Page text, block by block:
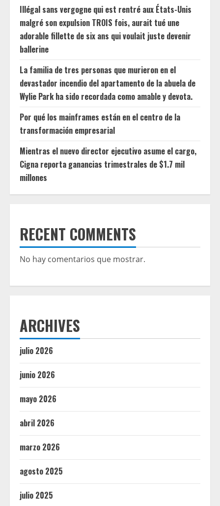
Illégal sans vergogne qui est rentré aux États-Unis
malgré son expulsion TROIS fois, aurait tué une
adorable fillette de six ans qui voulait juste devenir
ballerine
La familia de tres personas que murieron en el
devastador incendio del apartamento de la abuela de
Wylie Park ha sido recordada como amable y devota.
Por qué los mainframes están en el centro de la
transformación empresarial
Mientras el nuevo director ejecutivo asume el cargo,
Cigna reporta ganancias trimestrales de $1.7 mil
millones
RECENT COMMENTS
No hay comentarios que mostrar.
ARCHIVES
julio 2026
junio 2026
mayo 2026
abril 2026
marzo 2026
agosto 2025
julio 2025